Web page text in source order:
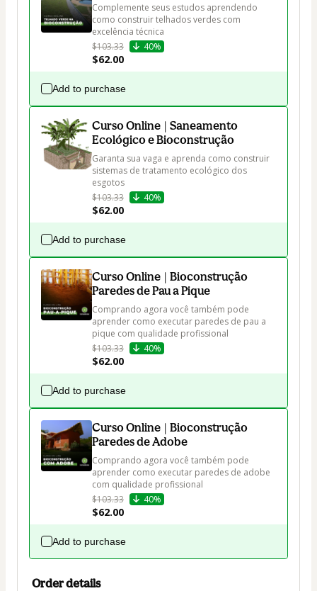
Complemente seus estudos aprendendo
como construir telhados verdes com
excelência técnica
$103.33
40%
$62.00
Add to purchase
Curso Online | Saneamento
Ecológico e Bioconstrução
Garanta sua vaga e aprenda como construir
sistemas de tratamento ecológico dos
esgotos
$103.33
40%
$62.00
Add to purchase
Curso Online | Bioconstrução
Paredes de Pau a Pique
Comprando agora você também pode
aprender como executar paredes de pau a
pique com qualidade profissional
$103.33
40%
$62.00
Add to purchase
Curso Online | Bioconstrução
Paredes de Adobe
Comprando agora você também pode
aprender como executar paredes de adobe
com qualidade profissional
$103.33
40%
$62.00
Add to purchase
Order details